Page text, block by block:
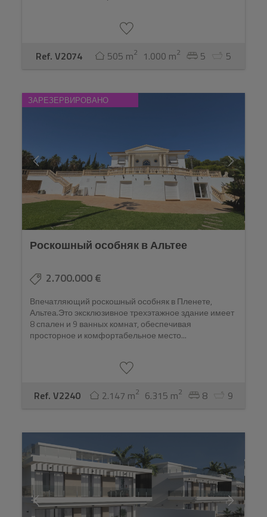
Ref. V2074 505 m2 1.000 m2 5 5
ЗАРЕЗЕРВИРОВАНО
Роскошный особняк в Альтее
2.700.000 €
Впечатляющий роскошный особняк в Пленете,
Альтеа.Это эксклюзивное трехэтажное здание имеет
8 спален и 9 ванных комнат, обеспечивая
просторное и комфортабельное место...
Ref. V2240 2.147 m2 6.315 m2 8 9